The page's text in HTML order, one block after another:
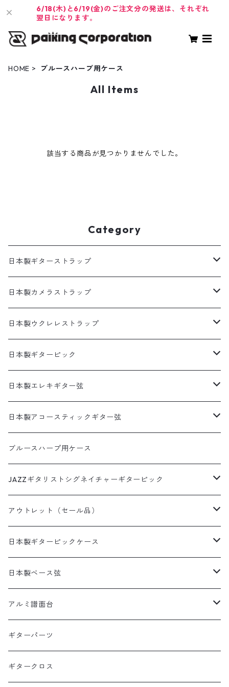
6/18(木)と6/19(金)のご注文分の発送は、それぞれ
翌日になります。
HOME ブルースハープ用ケース
All Items
該当する商品が見つかりませんでした。
Category
日本製ギターストラップ
SELECTシリーズ(織物生地)
プリント生地ギターストラップ
犬柄
猫柄
帆布ギターストラップ
無地ギターストラップ
アコギ接続用ヘッドストラップ
牛本革ギターストラップ
西陣織りシリーズ
ラインストーンシリーズ
日本製カメラストラップ
生地製カメラストラップ
猫柄カメラストラップ
花柄カメラストラップ
牛本革製カメラストラップ
日本製ウクレレストラップ
リボンレイウクレレストラップ（サウンドホール引っ掛けタ
イプ）
両側エンドピン用ウクレレストラップ
本革ウクレレストラップ
革フックウクレレストラップ（サウンドホール引っ掛けタイ
プ）
日本製ギターピック
食べ物ピック
寿司ピック
天むすピック
抹茶ピック
サムピック＆フィンガーピック
サムピック
フィンガーピック
アニマルピック
犬柄ピック
猫柄ピック
ミュージシャンピック
田辺充邦シグネイチャーピック
岡安芳明シグネイチャーピック
日本製エレキギター弦
1セット弦
DES-009(09-42)
DES-009(09-42)ピック付き
3セットパック弦
DES-309(09-42×3SET)
DES-309(09-42×3SETピック付き)
日本製アコースティックギター弦
3SETパック
ブルースハープ用ケース
JAZZギタリストシグネイチャーギターピック
田辺充邦モデル
1.2mm×10枚パック
1.5mm×10枚パック
布川俊樹モデル
岡安芳明モデル
0.8mm×10枚パック
1.0mm×10枚パック
矢堀孝一モデル
Alan Kwanモデル
WT(ポリアセタール)1.5mm
アウトレット（セール品）
ギターストラップ
ギターペグ
日本製ギターピックケース
日本製缶ピックケース
犬缶ケース
猫缶ケース
日本製本革ピックケース
本革ピックケース黒
本革ピックケース茶
日本製本革ピックケース動物柄
日本製ベース弦
1SET入りベース弦
1SET入りベース弦
1SET入りベース弦ピックあり
2SET入りベース弦
2SET入りベース弦
アルミ譜面台
DMS-5000 BLACK
DMS-4000 SILVER
ギターパーツ
ギタークロス